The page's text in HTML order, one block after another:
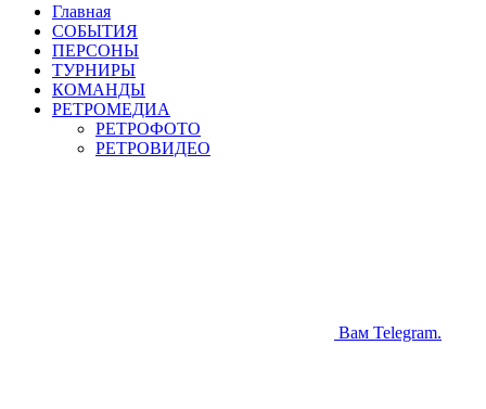
Главная
СОБЫТИЯ
ПЕРСОНЫ
ТУРНИРЫ
КОМАНДЫ
РЕТРОМЕДИА
РЕТРОФОТО
РЕТРОВИДЕО
Вам Telegram.